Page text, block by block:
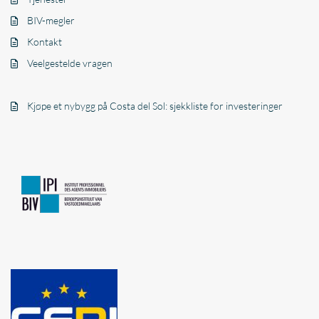
BIV-megler
Kontakt
Veelgestelde vragen
Kjøpe et nybygg på Costa del Sol: sjekkliste for investeringer